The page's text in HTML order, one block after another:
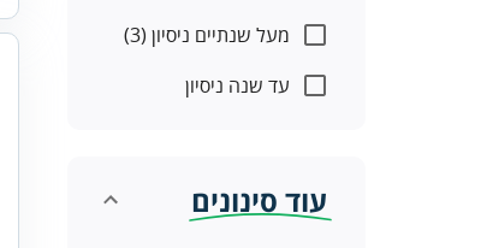
מעל שנתיים ניסיון (3)
עד שנה ניסיון
עוד סינונים